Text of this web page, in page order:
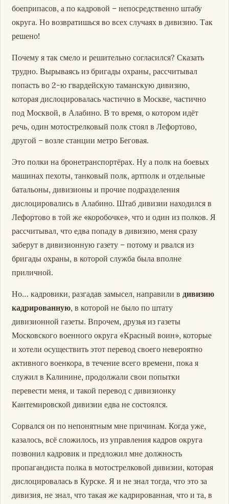
боеприпасов, а по кадровой – непосредственно штабу
округа. Но возвратишься во всех случаях в дивизию. Так
решено!
Почему я так смело и решительно согласился? Сказать
трудно. Вырываясь из бригады охраны, рассчитывал
попасть во 2-ю гвардейскую таманскую дивизию,
которая дислоцировалась частично в Москве, частично
под Москвой, в Алабино. В то время, о котором идёт
речь, один мотострелковый полк стоял в Лефортово,
другой – возле станции метро Беговая.
Это полки на бронетранспортёрах. Ну а полк на боевых
машинах пехоты, танковый полк, артполк и отдельные
батальоны, дивизионы и прочие подразделения
дислоцировались в Алабино. Штаб дивизии находился в
Лефортово в той же «коробочке», что и один из полков. Я
рассчитывал, что едва попаду в дивизию, меня сразу
заберут в дивизионную газету – потому и рвался из
бригады охраны, в которой служба была вполне
приличной.
Но… кадровики, разгадав замысел, направили в дивизию
кадрированную, в которой не было по штату
дивизионной газеты. Впрочем, друзья из газеты
Московского военного округа «Красный воин», которые
и хотели осуществить этот перевод своего невероятно
активного военкора, в течение всего времени, пока я
служил в Калинине, продолжали свои попытки
перевести меня, и такой перевод с дивизионку
Кантемировской дивизии едва не состоялся.
Сорвался он по непонятным мне причинам. Когда уже,
казалось, всё сложилось, из управления кадров округа
позвонил кадровик и предложил мне должность
пропагандиста полка в мотострелковой дивизии, которая
дислоцировалась в Курске. Я и не знал тогда, что это за
дивизия, не знал, что такая же кадрированная, что и та, в